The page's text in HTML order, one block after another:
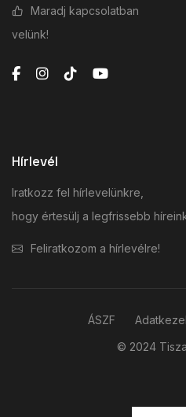
Maradj kapcsolatban
velünk!
Hírlevél
Iratkozz fel hírlevelünkre,
hogy értesülj a legfrissebb
Feliratkozom a hírlevélre!
© 2024
ÁSZF